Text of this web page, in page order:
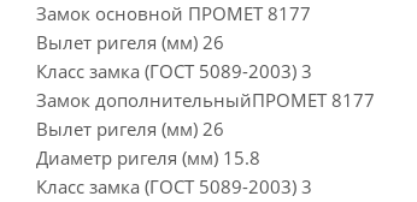
Замок основной ПРОМЕТ 8177
Вылет ригеля (мм) 26
Класс замка (ГОСТ 5089-2003) 3
Замок дополнительныйПРОМЕТ 8177
Вылет ригеля (мм) 26
Диаметр ригеля (мм) 15.8
Класс замка (ГОСТ 5089-2003) 3